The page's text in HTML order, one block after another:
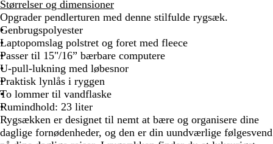
o
r
t
r
å
m
e
l
e
r
e
t
a
r
i
n
e
b
l
å
Størrelser og dimensioner
Opgrader pendlerturen med denne stilfulde rygsæk.
Genbrugspolyester
Laptopomslag polstret og foret med fleece
Passer til 15"/16” bærbare computere
U-pull-lukning med løbesnor
Praktisk lynlås i ryggen
To lommer til vandflaske
Rumindhold: 23 liter
Rygsækken er designet til nemt at bære og organisere dine
daglige fornødenheder, og den er din uundværlige følgesvend